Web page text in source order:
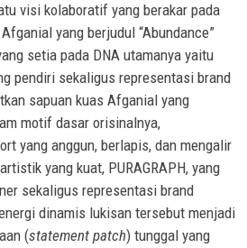
visi kolaboratif yang berakar pada
yang berjudul “Abundance”
setia pada DNA utamanya yaitu
pendiri sekaligus representasi brand
sapuan kuas Afganial yang
motif dasar orisinalnya,
yang anggun, berlapis, dan mengalir
yang kuat, PURAGRAPH, yang
sekaligus representasi brand
dinamis lukisan tersebut menjadi
(statement patch) tunggal yang